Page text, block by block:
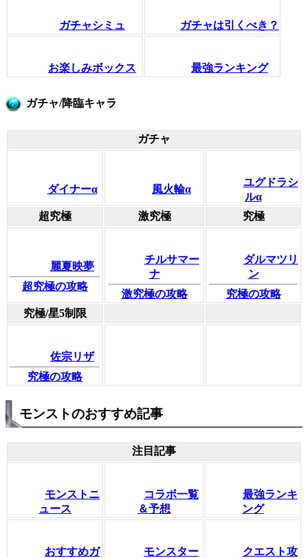
ガチャシミュ ガチャは引くべき？
お楽しみボックス 最強ランキング
ガチャ/降臨キャラ
ガチャ
ダイナーα 風火輪α
ユグドラシ
ルα
超究極
激究極 究極
麗夏映夢
超究極の攻略
チルサマー
ナ
激究極の攻略
ダルマツリ
ン
究極の攻略
究極/星5制限
佐宗リザ
究極の攻略
モンストのおすすめ記事
注目記事
モンストニ
ュース
コラボ一覧
＆予想
最強ランキ
ング
おすすめガ
モンスター
クエスト攻